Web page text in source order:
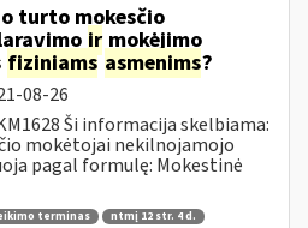
turto mokesčio
ir mokėjimo
fiziniams asmenims?
08-26
Ši informacija skelbiama:
mokėtojai nekilnojamojo
pagal formulę: Mokestinė
terminas
ntmį 12 str. 4 d.